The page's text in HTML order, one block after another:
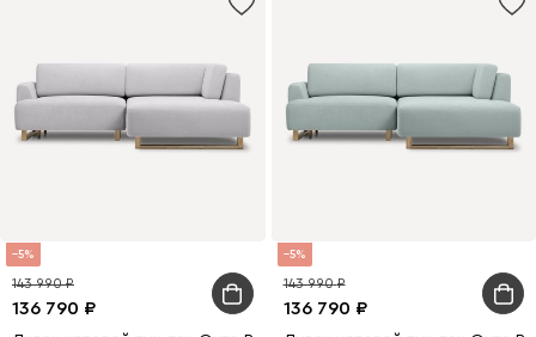
5
136 790
143 990
5
136 790
143 990